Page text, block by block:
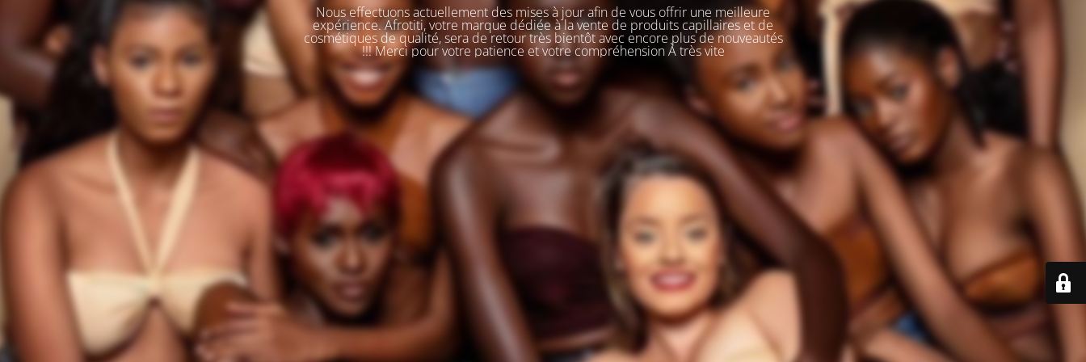
Nous effectuons actuellement des mises à jour afin de vous offrir une meilleure
expérience. Afrotiti, votre marque dédiée à la vente de produits capillaires et de
cosmétiques de qualité, sera de retour très bientôt avec encore plus de nouveautés
!!! Merci pour votre patience et votre compréhension À très vite